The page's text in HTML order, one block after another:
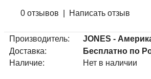
0 отзывов Написать отзыв
Производитель:
JONES -
Доставка:
Бесплатно по
Наличие:
Нет в наличии